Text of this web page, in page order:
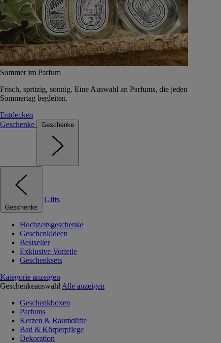
Sommer im Parfum
Frisch, spritzig, sonnig. Eine Auswahl an Parfums, die jeden
Sommertag begleiten.
Entdecken
Geschenke
Geschenke
Geschenke
Gifts
Hochzeitsgeschenke
Geschenkideen
Bestseller
Exklusive Vorteile
Geschenksets
Kategorie anzeigen
Geschenkeauswahl Alle anzeigen
Geschenkboxen
Parfums
Kerzen & Raumdüfte
Bad & Körperpflege
Dekoration